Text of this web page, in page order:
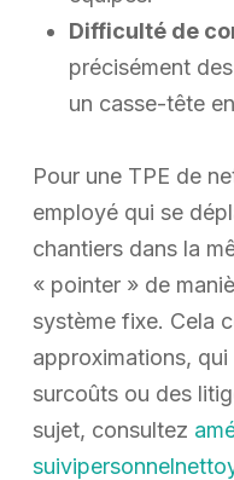
Difficulté de
précisément
un casse-tête
Pour une TPE de
employé qui se
chantiers dans la
« pointer » de
système fixe. Cela
approximations,
surcoûts ou des
sujet, consultez